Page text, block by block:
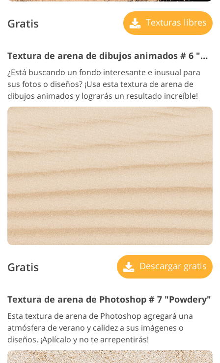
Gratis Texturas libres
Textura de arena de dibujos animados # 6 "Calm"
¿Está buscando un fondo interesante e inusual para
sus fotos o diseños? ¡Usa esta textura de arena de
dibujos animados y lograrás un resultado increíble!
Gratis Descargar gratis
Textura de arena de Photoshop # 7 "Powdery"
Esta textura de arena de Photoshop agregará una
atmósfera de verano y calidez a sus imágenes o
diseños. ¡Aplícalo y no te arrepentirás!